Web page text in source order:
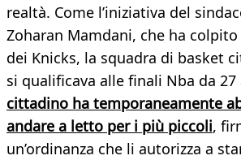
realtà. Come l’iniziativa del
Zoharan Mamdani, che ha
dei Knicks, la squadra di basket
si qualificava alle finali Nba da 27
cittadino ha temporaneamente
andare a letto per i più piccoli,
un’ordinanza che li autorizza a